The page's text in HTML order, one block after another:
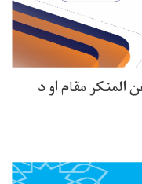
المنکر مقام او د